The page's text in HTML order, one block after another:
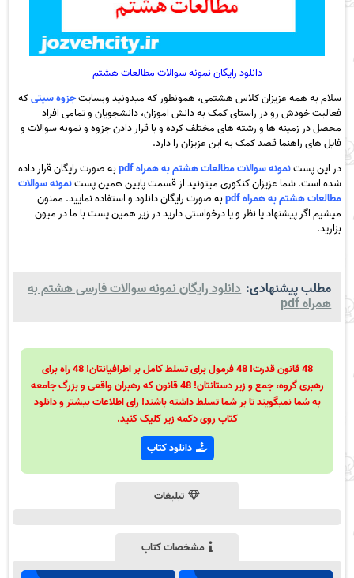
دانلود رایگان نمونه سوالات مطالعات هشتم
سلام به همه عزیزان کلاس هشتمی، همونطور که میدونید وبسایتجزوه سیتیکه
فعالیت خودش رو در راستای کمک به دانش اموزان، دانشجویان و تمامی افراد
محصل در زمینه ها و رشته های مختلف کرده و با قرار دادن جزوه و نمونه سوالات و
فایل های راهنما قصد کمک به این عزیزان را دارد.
در این پستنمونه سوالات مطالعات هشتم به همراه pdf
به صورت رایگان قرار داده
شده است. شما عزیزان کنکوری میتونید از قسمت پایین همین پستنمونه سوالات
مطالعات هشتم به همراه pdf
به صورت رایگان دانلود و استفاده نمایید. ممنون
میشیم اگر پیشنهاد یا نظر و یا درخواستی دارید در زیر همین پست با ما در میون
بزارید.
مطلب پیشنهادی: دانلود رایگان نمونه سوالات فارسی هشتم به
همراه pdf
48 قانون قدرت! 48 فرمول برای تسلط کامل بر اطرافیانتان! 48 راه برای
رهبری گروه، جمع و زیر دستانتان! 48 قانون که رهبران واقعی و بزرگ جامعه
به شما نمیگویند تا بر شما تسلط داشته باشند! رای اطلاعات بیشتر و دانلود
کتاب روی دکمه زیر کلیک کنید.
دانلود کتاب
تبلیغات
مشخصات کتاب